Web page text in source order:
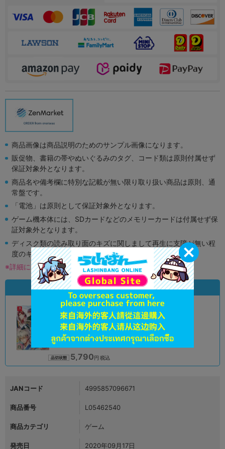
商品画像は商品説明のためのサンプル画像になります。
販促物、書籍の帯やぬいぐるみのタグ、コード類は原則付属せず
保証対象外となります。
商品名や備考欄に特別な記載が無い限り取り扱い商品は原則、通
常盤です。
「電池」は原則として保証対象外となります。
ゲーム機本体には、SDカードなどのメモリーカードは付属せず保
証対象外となります。
ディスク類の読み取り面のキズに関しまして再生に支障が無い程
度のキズがある場合がございます。
※詳細につきましてはコチラ
状態違いの同一商品
状態 :A
オンライン
品切状態 5,790円 税込
JANコード 4995857096671
商品番号 L05462540
商品カテゴリ ゲーム
発売日 2020年09月17日